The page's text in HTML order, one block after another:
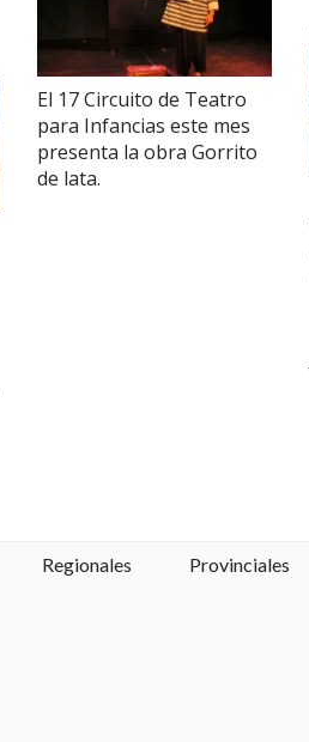
El 17 Circuito de Teatro
para Infancias este mes
presenta la obra Gorrito
de lata.
Regionales Provinciales